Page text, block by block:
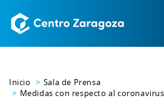
Inicio
Sala de Prensa
Medidas con respecto al